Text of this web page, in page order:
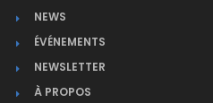
NEWS
ÉVÉNEMENTS
NEWSLETTER
À PROPOS